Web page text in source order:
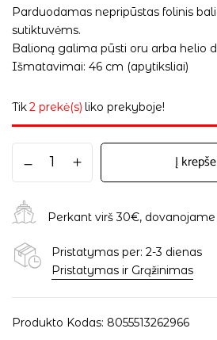
Parduodamas nepripūstas folinis
sutiktuvėms.
Balioną galima pūsti oru arba helio
Išmatavimai: 46 cm (apytiksliai)
Tik2 prekė(s) liko prekyboje!
Į
Perkant virš 30€,
Pristatymas per: 2-3 dienas
Pristatymas ir Grąžinimas
Produkto Kodas: 8055513262966